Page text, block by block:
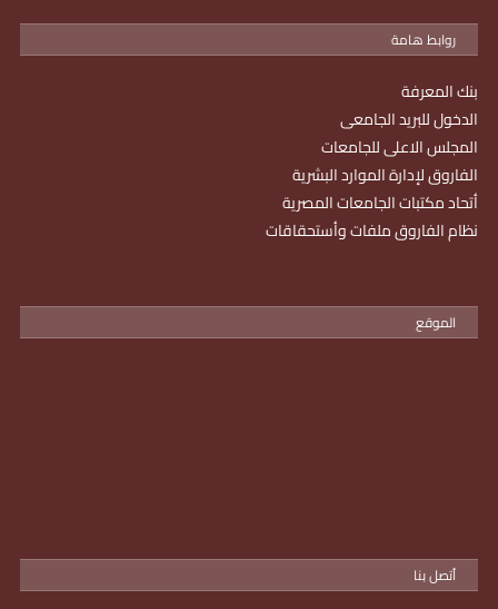
روابط هامة
بنك المعرفة
الدخول للبريد الجامعى
المجلس الاعلى للجامعات
الفاروق لإدارة الموارد البشرية
أتحاد مكتبات الجامعات المصرية
نظام الفاروق ملفات وأستحقاقات
الموقع
أتصل بنا